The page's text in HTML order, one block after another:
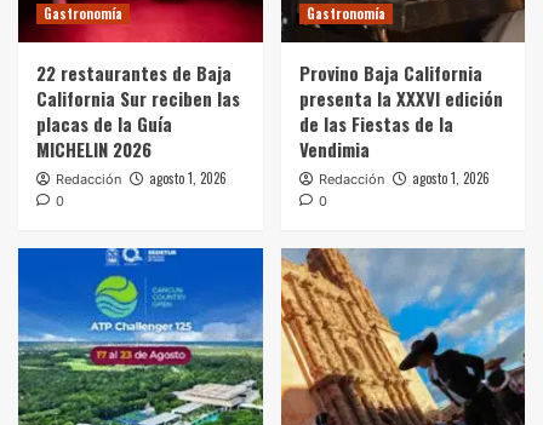
Gastronomía
22 restaurantes de Baja
California Sur reciben las
placas de la Guía
MICHELIN 2026
Redacción agosto 1, 2026
0
Gastronomía
Provino Baja California
presenta la XXXVI edición
de las Fiestas de la
Vendimia
Redacción agosto 1, 2026
0